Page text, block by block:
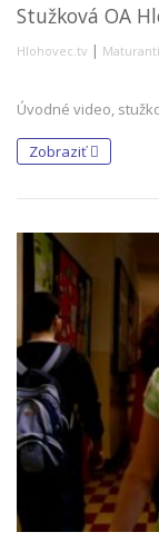
Stužková OA
Hlohovec.tv | Maturanti
Úvodné video,
Zobraziť